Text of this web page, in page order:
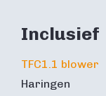
Inclusief
TFC1.1 blower
Haringen